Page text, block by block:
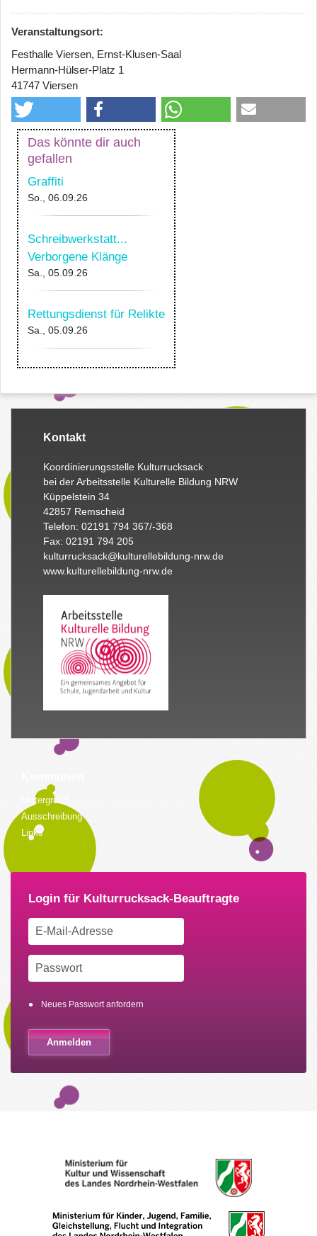
Veranstaltungsort:
Festhalle Viersen, Ernst-Klusen-Saal
Hermann-Hülser-Platz 1
41747 Viersen
Das könnte dir auch
gefallen
Graffiti
So., 06.09.26
Schreibwerkstatt...
Verborgene Klänge
Sa., 05.09.26
Rettungsdienst für Relikte
Sa., 05.09.26
Kontakt
Koordinierungsstelle Kulturrucksack
bei der Arbeitsstelle Kulturelle Bildung NRW
Küppelstein 34
42857 Remscheid
Telefon: 02191 794 367/-368
Fax: 02191 794 205
kulturrucksack@kulturellebildung-nrw.de
www.kulturellebildung-nrw.de
Hintergrund
Ausschreibung
Links
Neues Passwort anfordern